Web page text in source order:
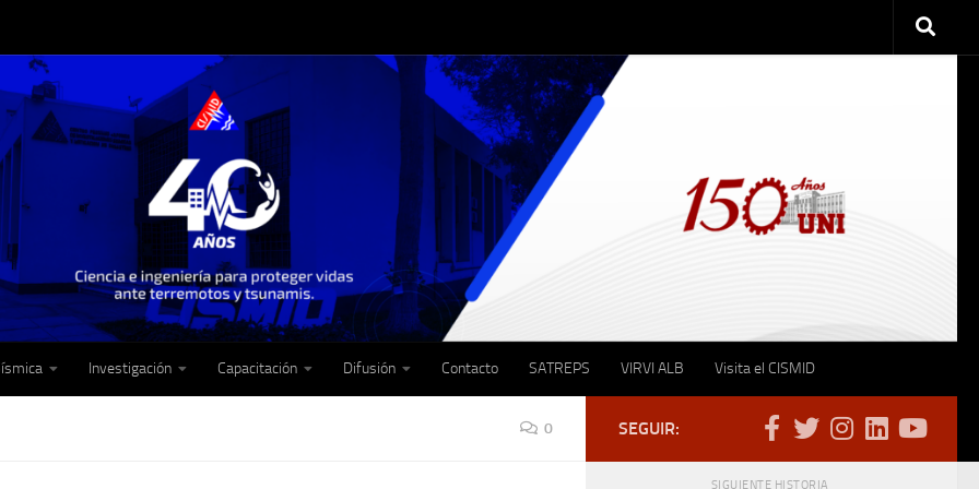
Investigación Capacitación Difusión Contacto SATREPS VIRVI ALB Visita el CISMID
0 SEGUIR:
SIGUIENTE HISTORIA